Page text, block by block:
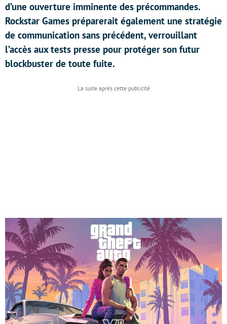
d’une ouverture imminente des précommandes.
Rockstar Games préparerait également une stratégie
de communication sans précédent, verrouillant
l’accès aux tests presse pour protéger son futur
blockbuster de toute fuite.